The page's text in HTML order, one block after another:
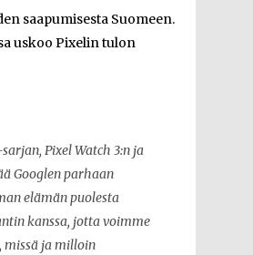
saapumisesta Suomeen.
uskoo Pixelin tulon
Pixel Watch 3:n ja
Googlen parhaan
elämän puolesta
kanssa, jotta voimme
missä ja milloin